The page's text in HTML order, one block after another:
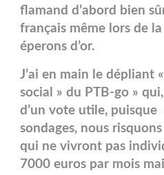
flamand d’abord bien
français même lors de
éperons d’or.
J’ai en main le dépliant
social » du PTB-go »
d’un vote utile, puisque
sondages, nous
qui ne vivront pas
7000 euros par mois